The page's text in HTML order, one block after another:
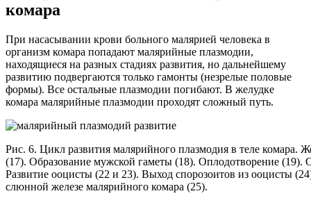
комара
При насасывании крови больного малярией человека в
организм комара попадают малярийные плазмодии,
находящиеся на разных стадиях развития, но дальнейшему
развитию подвергаются только гамонты (незрелые половые
формы). Все остальные плазмодии погибают. В желудке
комара малярийные плазмодии проходят сложный путь.
Рис. 6. Цикл развития малярийного плазмодия в теле комара.
(17). Образование мужской гаметы (18). Оплодотворение (19).
Развитие ооцисты (22 и 23). Выход спорозоитов из ооцисты
слюнной железе малярийного комара (25).